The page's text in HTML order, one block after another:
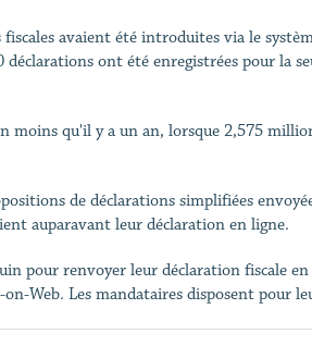
avaient été introduites via le
ont été enregistrées pour la
moins qu'il y a un an, lorsque 2,575
de déclarations simplifiées
auparavant leur déclaration en ligne.
pour renvoyer leur déclaration fiscale
Web. Les mandataires disposent pour